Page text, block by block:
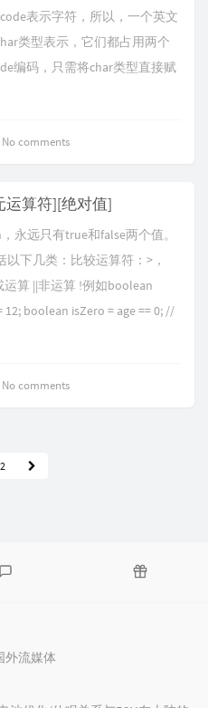
表示字符，所以，一个英文
类型表示，它们都占用两个
编码，只需将char类型直接赋
No comments
运算符][绝对值]
永远只有true和false两个值。
下几类：比较运算符：>，
运算 ||非运算 !例如boolean
boolean isZero = age == 0; //
No comments
2
e
s
c
a
外流媒体